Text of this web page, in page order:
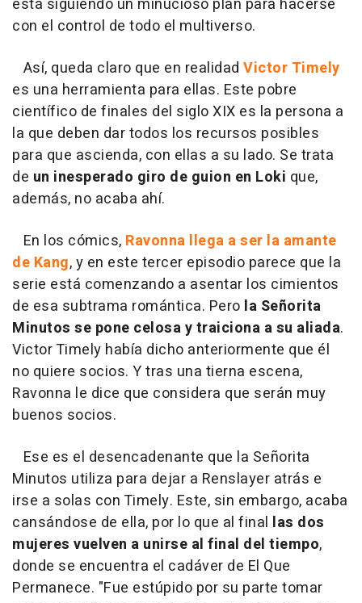
está siguiendo un minucioso plan para hacerse
con el control de todo el multiverso.
Así, queda claro que en realidad Victor Timely
es una herramienta para ellas. Este pobre
científico de finales del siglo XIX es la persona a
la que deben dar todos los recursos posibles
para que ascienda, con ellas a su lado. Se trata
de un inesperado giro de guion en Loki que,
además, no acaba ahí.
En los cómics, Ravonna llega a ser la amante
de Kang, y en este tercer episodio parece que la
serie está comenzando a asentar los cimientos
de esa subtrama romántica. Pero la Señorita
Minutos se pone celosa y traiciona a su aliada.
Victor Timely había dicho anteriormente que él
no quiere socios. Y tras una tierna escena,
Ravonna le dice que considera que serán muy
buenos socios.
Ese es el desencadenante que la Señorita
Minutos utiliza para dejar a Renslayer atrás e
irse a solas con Timely. Este, sin embargo, acaba
cansándose de ella, por lo que al final las dos
mujeres vuelven a unirse al final del tiempo,
donde se encuentra el cadáver de El Que
Permanece. "Fue estúpido por su parte tomar